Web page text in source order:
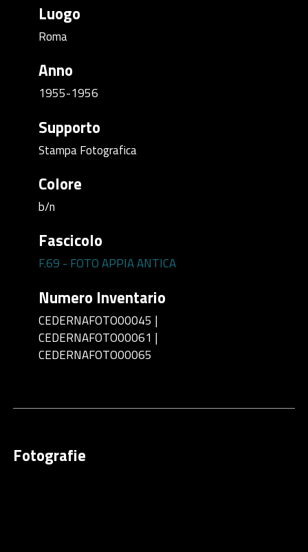
Luogo
Roma
Anno
1955-1956
Supporto
Stampa Fotografica
Colore
b/n
Fascicolo
F.69 - FOTO APPIA ANTICA
Numero Inventario
CEDERNAFOTO00045 |
CEDERNAFOTO00061 |
CEDERNAFOTO00065
Fotografie